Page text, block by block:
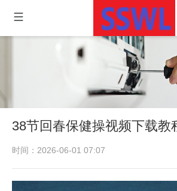
38节回春保健操视频下载教
时间：2026-06-01 07:07